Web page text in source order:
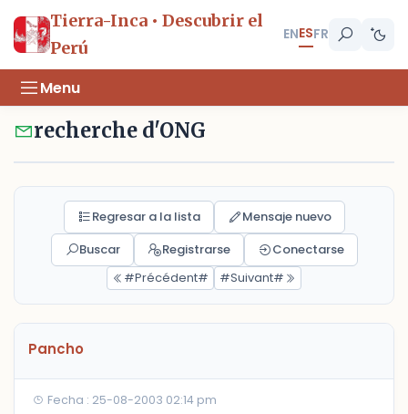
Tierra-Inca • Descubrir el
Perú
ENESFR
Menu
recherche d'ONG
Regresar a la lista
Mensaje nuevo
Buscar
Registrarse
Conectarse
#Précédent#
#Suivant#
Pancho
Fecha : 25-08-2003 02:14 pm